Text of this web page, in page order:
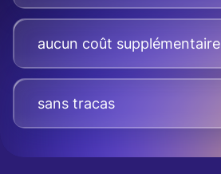
aucun coût supplémentaire
sans tracas